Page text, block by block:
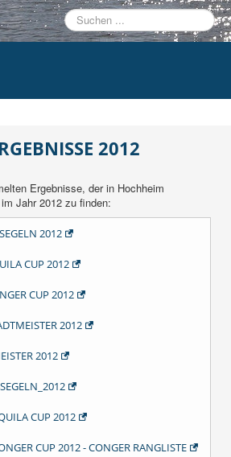
Suchen
...
2012
Ergebnisse, der in Hochheim
Jahr 2012 zu finden:
2012
CUP 2012
CUP 2012
2012
2012
CUP 2012
CUP 2012 - CONGER RANGLISTE